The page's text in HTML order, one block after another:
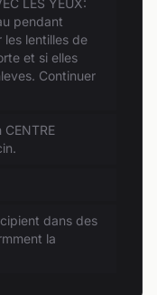
LES YEUX:
pendant
les lentilles de
et si elles
Continuer
dans des
la